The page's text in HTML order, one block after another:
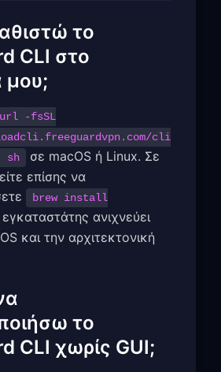
το
CLI στο
μου;
-fsSL
cli
sh
σε macOS ή Linux. Σε
επίσης να
brew install
ανιχνεύει
και την αρχιτεκτονική
το
CLI χωρίς GUI;